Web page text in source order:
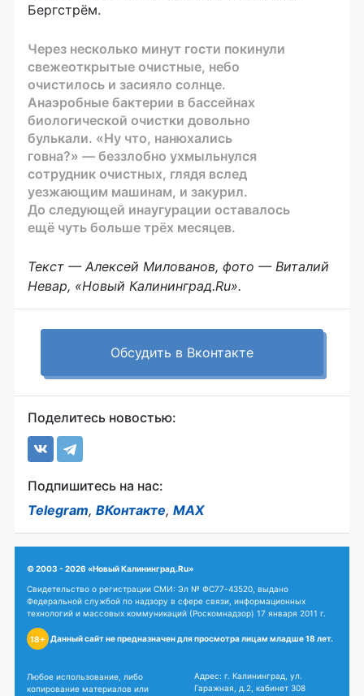
Бергстрём.
Через несколько минут гости покинули
свежеоткрытые очистные, небо
очистилось и засияло солнце.
Анаэробные бактерии в бассейнах
биологической очистки довольно
булькали. «Ну что, нанюхались
говна?» — беззлобно ухмыльнулся
сотрудник очистных, глядя вслед
уезжающим машинам, и закурил.
До следующей инаугурации оставалось
ещё чуть больше трёх месяцев.
Текст — Алексей Милованов, фото — Виталий
Невар, «Новый Калининград.Ru».
Обсудить в Вконтакте
Поделитесь новостью:
Подпишитесь на нас:
Telegram, ВКонтакте, MAX
© 2003 - 2026 «Новый Калининград.Ru»
Свидетельство о регистрации СМИ: Эл № ФС77-43520, выдано
Федеральной службой по надзору в сфере связи, информационных
технологий и массовых коммуникаций (Роскомнадзор) 17 января 2011 г.
18+ Данный сайт не предназначен для просмотра лицам младше 18 лет.
Любое использование, либо
копирование материалов или
Адрес: г. Калининград, ул.
Гаражная, д.2, кабинет 308